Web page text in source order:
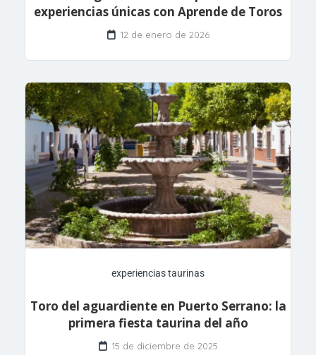
experiencias únicas con Aprende de Toros
12 de enero de 2026
experiencias taurinas
Toro del aguardiente en Puerto Serrano: la
primera fiesta taurina del año
15 de diciembre de 2025